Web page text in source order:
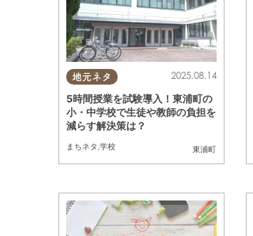
地元ネタ
東浦町
2025.08.14
5時間授業を試験導入！東浦町の
小・中学校で生徒や教師の負担を
減らす解決策は？
まちネタ 学校